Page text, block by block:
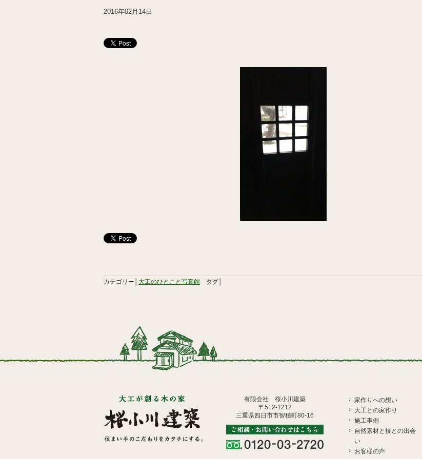
2016年02月14日
カテゴリー│ 大工のひとこと写真館 タグ│
有限会社 桜小川建築
〒512-1212
三重県四日市市智積町80-16
家作りへの想い
大工との家作り
施工事例
自然素材と技との出会
い
お客様の声